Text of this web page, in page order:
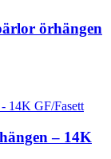
örhängen
– 14K